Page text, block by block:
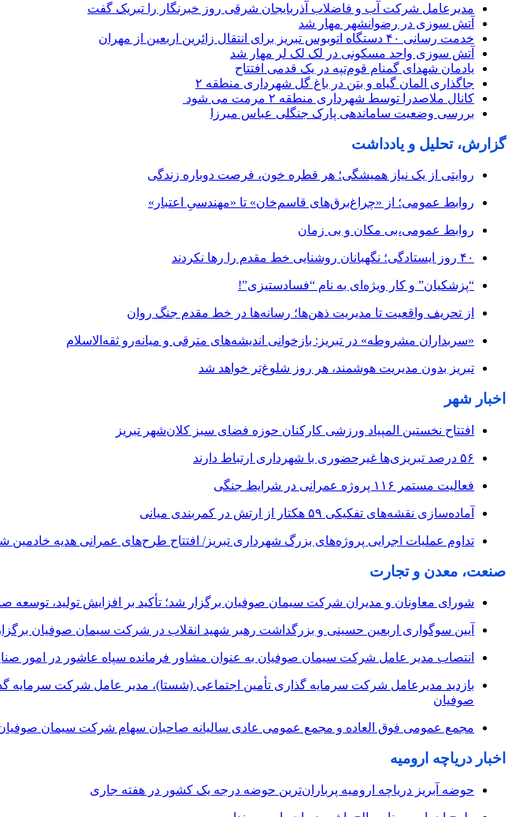
مدیرعامل شرکت آب و فاضلاب آذربایجان شرقی روز خبرنگار را تبریک گفت
آتش سوزی در رضوانشهر مهار شد
خدمت رسانی ۴۰ دستگاه اتوبوس تبریز برای انتقال زائرین اربعین از مهران
آتش سوزی واحد مسکونی در لک لک لر مهار شد
یادمان شهدای گمنام قوم‌تپه در یک قدمی افتتاح
جاگذاری المان گیاه و بتن در باغ گل شهرداری منطقه ۲
کانال ملاصدرا توسط شهرداری منطقه ۲ مرمت می شود
بررسی وضعیت ساماندهی پارک جنگلی عباس میرزا
گزارش، تحلیل و یادداشت
روایتی از یک نیاز همیشگی؛ هر قطره خون، فرصت دوباره زندگی
روابط عمومی؛ از «چراغ‌برق‌های قاسم‌خان» تا «مهندسیِ اعتبار»
روابط عمومی،بی مکان و بی زمان
۴۰ روز ایستادگی؛ نگهبانان روشنایی خط مقدم را رها نکردند
“پزشکیان” و کار ویژه‌ای به نام “فسادستیزی”!
از تحریف واقعیت تا مدیریت ذهن‌ها؛ رسانه‌ها در خط مقدم جنگ روان
«سربداران مشروطه» در تبریز: بازخوانی اندیشه‌های مترقی و میانه‌رو ثقه‌الاسلام
تبریز بدون مدیریت هوشمند، هر روز شلوغ‌تر خواهد شد
اخبار شهر
افتتاح نخستین المپیاد ورزشی کارکنان حوزه فضای سبز کلان‌شهر تبریز
۵۶ درصد تبریزی‌ها غیرحضوری با شهرداری ارتباط دارند
فعالیت مستمر ۱۱۶ پروژه عمرانی در شرایط جنگی
آماده‌سازی نقشه‌های تفکیکی ۵۹ هکتار از ارتش در کمربندی میانی
تداوم عملیات اجرایی پروژه‌های بزرگ شهرداری تبریز/ افتتاح طرح‌های عمرانی هدیه خادمین
صنعت، معدن و تجارت
شورای معاونان و مدیران شرکت سیمان صوفیان برگزار شد؛ تأکید بر افزایش تولید، توسعه
آیین سوگواری اربعین حسینی و بزرگداشت رهبر شهید انقلاب در شرکت سیمان صوفیان
انتصاب مدیر عامل شرکت سیمان صوفیان به عنوان مشاور فرمانده سپاه عاشور در امور
بازدید مدیرعامل شرکت سرمایه گذاری تأمین اجتماعی (شستا)، مدیر عامل شرکت سرمایه
صوفیان
مجمع عمومی فوق العاده و مجمع عمومی عادی سالیانه صاحبان سهام شرکت سیمان صوفیان
اخبار دریاچه ارومیه
حوضه آبریز دریاچه ارومیه پرباران‌ترین حوضه‌ درجه یک کشور در هفته جاری